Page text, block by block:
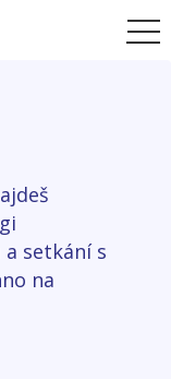
setkání s
na